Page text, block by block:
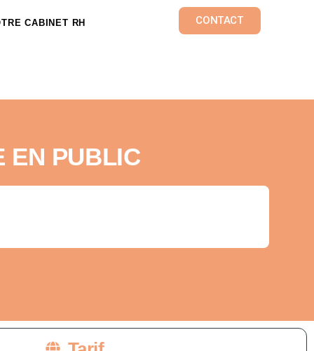
CABINET RH CONTACT
EN PUBLIC